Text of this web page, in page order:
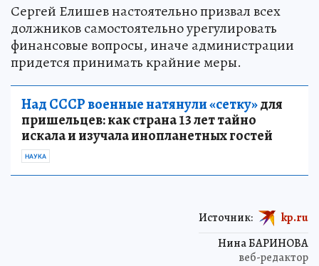
Сергей Елишев настоятельно призвал всех
должников самостоятельно урегулировать
финансовые вопросы, иначе администрации
придется принимать крайние меры.
Над СССР военные натянули «сетку»для
пришельцев: как страна 13 лет тайно
искала и изучала инопланетных гостей
НАУКА
Нина БАРИНОВА
веб-редактор
Источник: kp.ru